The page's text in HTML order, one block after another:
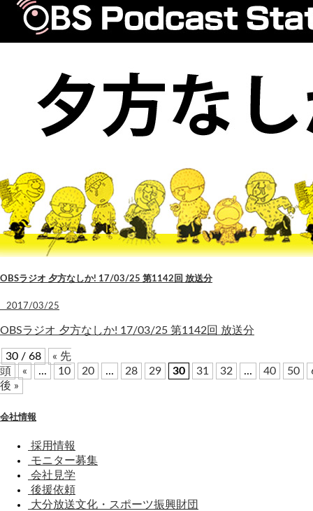
OBSラジオ 夕方なしか! 17/03/25 第1142回 放送分
2017/03/25
OBSラジオ 夕方なしか! 17/03/25 第1142回 放送分
30 / 68
« 先
頭
« ... 10 20 ... 28 29 30 31 32 ... 40 50
後 »
会社情報
採用情報
モニター募集
会社見学
後援依頼
大分放送文化・スポーツ振興財団